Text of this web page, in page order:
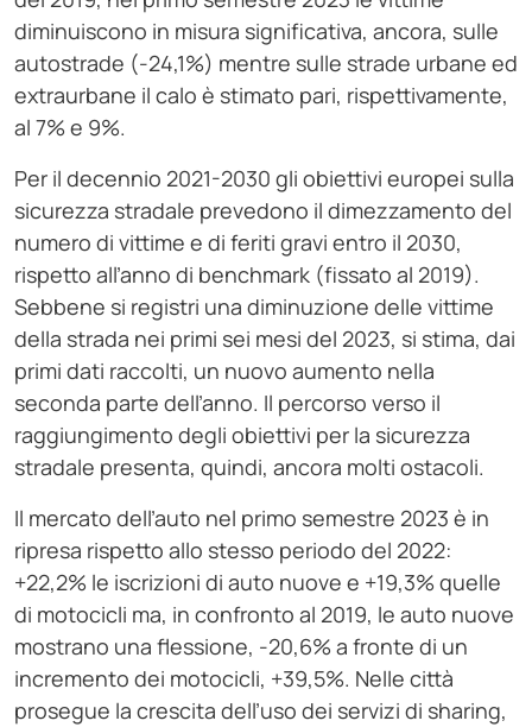
diminuiscono in misura significativa, ancora, sulle
autostrade (-24,1%) mentre sulle strade urbane ed
extraurbane il calo è stimato pari, rispettivamente,
al 7% e 9%.
Per il decennio 2021-2030 gli obiettivi europei sulla
sicurezza stradale prevedono il dimezzamento del
numero di vittime e di feriti gravi entro il 2030,
rispetto all’anno di benchmark (fissato al 2019).
Sebbene si registri una diminuzione delle vittime
della strada nei primi sei mesi del 2023, si stima, dai
primi dati raccolti, un nuovo aumento nella
seconda parte dell’anno. Il percorso verso il
raggiungimento degli obiettivi per la sicurezza
stradale presenta, quindi, ancora molti ostacoli.
Il mercato dell’auto nel primo semestre 2023 è in
ripresa rispetto allo stesso periodo del 2022:
+22,2% le iscrizioni di auto nuove e +19,3% quelle
di motocicli ma, in confronto al 2019, le auto nuove
mostrano una flessione, -20,6% a fronte di un
incremento dei motocicli, +39,5%. Nelle città
prosegue la crescita dell’uso dei servizi di sharing,